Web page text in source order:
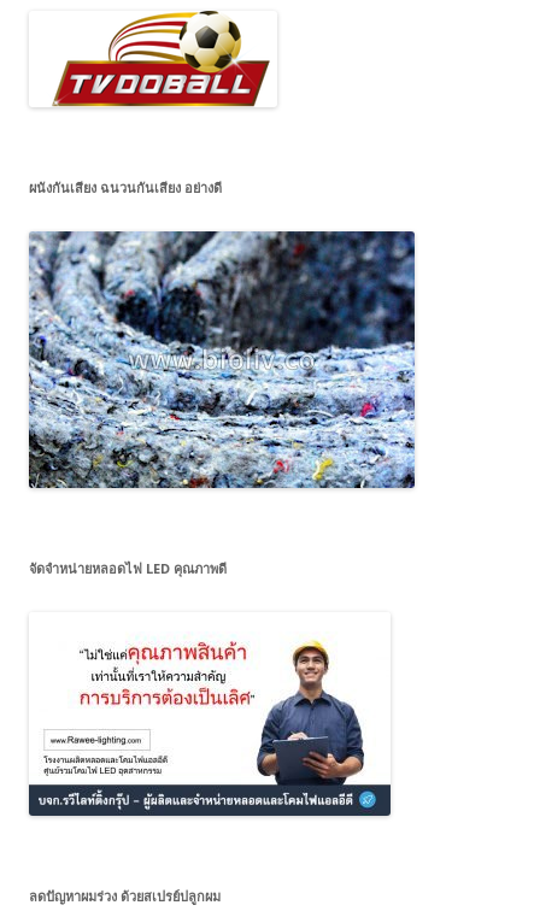
ผนังกันเสียง ฉนวนกันเสียง อย่างดี
จัดจำหน่ายหลอดไฟ LED คุณภาพดี
ลดปัญหาผมร่วง ด้วยสเปรย์ปลูกผม